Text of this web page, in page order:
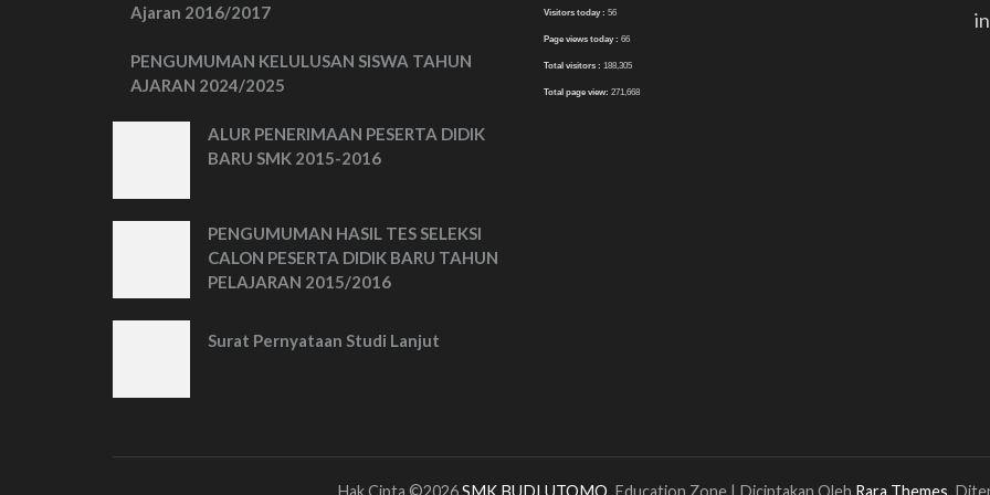
Ajaran 2016/2017
PENGUMUMAN KELULUSAN SISWA TAHUN
AJARAN 2024/2025
ALUR PENERIMAAN PESERTA DIDIK
BARU SMK 2015-2016
PENGUMUMAN HASIL TES SELEKSI
CALON PESERTA DIDIK BARU TAHUN
PELAJARAN 2015/2016
Surat Pernyataan Studi Lanjut
Visitors today : 56
Page views today : 66
Total visitors : 188,305
Total page view: 271,668
Hak Cipta ©2026SMK BUDI UTOMO Education Zone | Diciptakan Oleh Rara Themes .